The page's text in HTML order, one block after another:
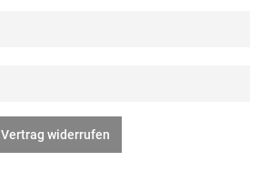
Vertrag widerrufen